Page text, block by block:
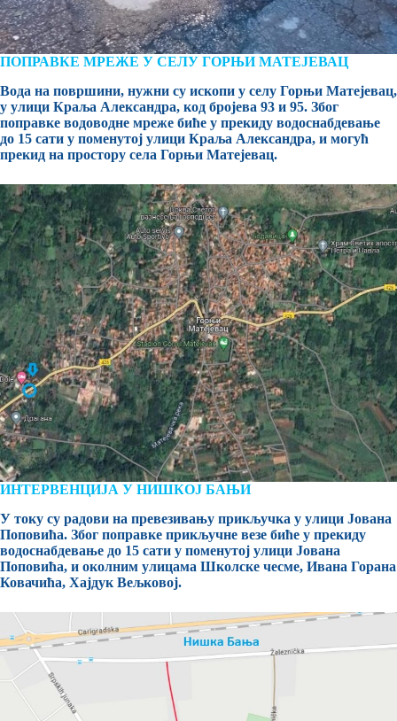
ПОПРАВКЕ МРЕЖЕ У СЕЛУ ГОРЊИ МАТЕЈЕВАЦ
Вода на површини, нужни су ископи у селу Горњи Матејевац,
у улици Краља Александра, код бројева 93 и 95. Због
поправке водоводне мреже биће у прекиду водоснабдевање
до 15 сати у поменутој улици Краља Александра, и могућ
прекид на простору села Горњи Матејевац.
ИНТЕРВЕНЦИЈА У НИШКОЈ БАЊИ
У току су радови на превезивању прикључка у улици Јована
Поповића. Због поправке прикључне везе биће у прекиду
водоснабдевање до 15 сати у поменутој улици Јована
Поповића, и околним улицама Школске чесме, Ивана Горана
Ковачића, Хајдук Вељковој.